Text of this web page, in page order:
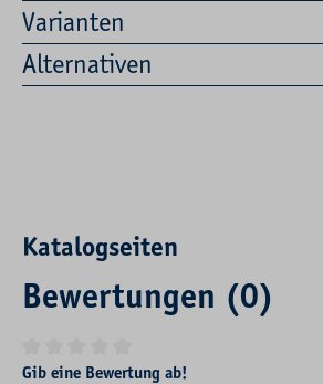
Varianten
Alternativen
Katalogseiten
Bewertungen (0)
Durchschnittliche Bewertung von 0 von 5 Sternen
Gib eine Bewertung ab!